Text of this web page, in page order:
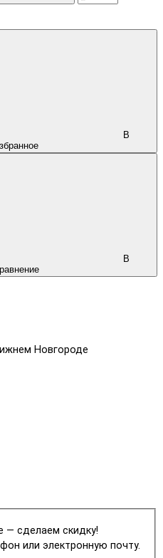
В
В
Новгороде
— сделаем скидку!
или электронную почту.